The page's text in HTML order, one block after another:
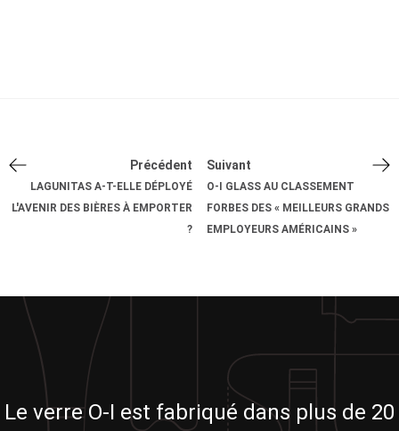
Précédent
LAGUNITAS A-T-ELLE DÉPLOYÉ
L'AVENIR DES BIÈRES À EMPORTER
?
Suivant
O-I GLASS AU CLASSEMENT
FORBES DES « MEILLEURS GRANDS
EMPLOYEURS AMÉRICAINS »
Le verre O-I est fabriqué dans plus de 20